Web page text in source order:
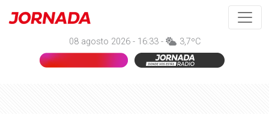
08 agosto 2026 - 16:33 - 3,7ºC